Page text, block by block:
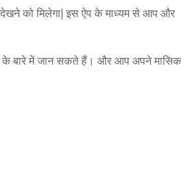
को मिलेगा| इस ऐप के माध्यम से आप और
के बारे में जान सकते हैं। और आप अपने मासिक